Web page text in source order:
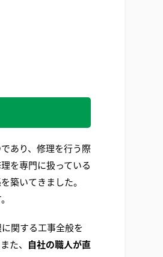
あり、修理を行う際
を専門に扱っている
築いてきました。
関する工事全般を
た、 自社の職人が直